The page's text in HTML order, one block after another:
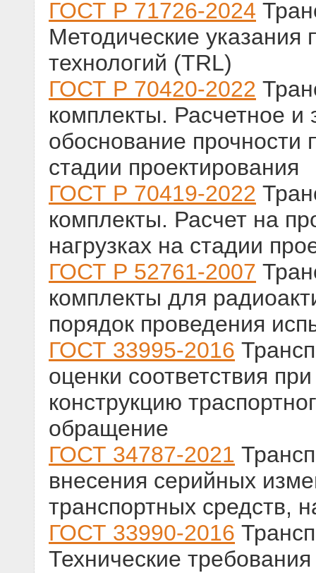
ГОСТ Р 71726-2024
Методические указания
технологий (TRL)
ГОСТ Р 70420-2022
комплекты. Расчетное и
обоснование прочности
стадии проектирования
ГОСТ Р 70419-2022
комплекты. Расчет на
нагрузках на стадии
ГОСТ Р 52761-2007
комплекты для
порядок проведения
ГОСТ 33995-2016
оценки соответствия
конструкцию
обращение
ГОСТ 34787-2021
внесения серийных
транспортных средств,
ГОСТ 33990-2016
Технические требования